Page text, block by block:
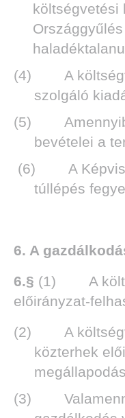
költségvetési
(4) A
szolgáló
(5)
bevételei a
(6) A
túllépés
6. A
6.§ (1) A
előirányzat-
(2) A
közterhek
(3) Valamennyi